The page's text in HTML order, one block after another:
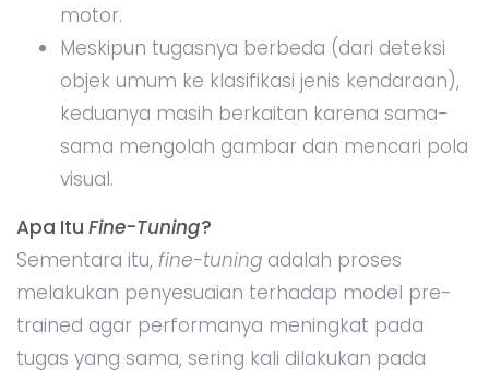
motor.
Meskipun tugasnya berbeda (dari deteksi
objek umum ke klasifikasi jenis kendaraan),
keduanya masih berkaitan karena sama-
sama mengolah gambar dan mencari pola
visual.
Apa Itu Fine-Tuning?
Sementara itu, fine-tuning adalah proses
melakukan penyesuaian terhadap model pre-
trained agar performanya meningkat pada
tugas yang sama, sering kali dilakukan pada